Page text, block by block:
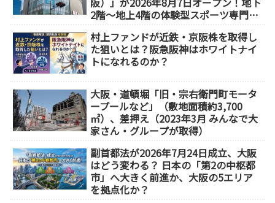
2階～地上4階の体験型スポーツ専門店
村上ファンドが近鉄・京阪株を取得し
た狙いとは？阪急阪神はホワイトナイ
トになれるのか？
大阪・道頓堀「旧・宗右衛門町モータ
ープールなど」（敷地面積約3,700
㎡）、差押え（2023年3月 みんなで大
家さん・グループが取得）
副首都法が2026年7月24日成立、大阪
はどう変わる？ 日本の「第2の中枢都
市」へ大きく前進か、大阪の5エリア
を拠点化か？